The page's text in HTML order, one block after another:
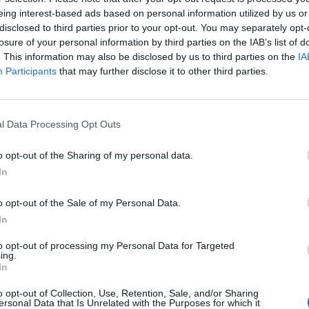
interest-based ads based on personal information utilized by us
to third parties prior to your opt-out. You may separately
of your personal information by third parties on the IAB’s list of
This information may also be disclosed by us to third parties on the
Participants that may further disclose it to other third parties.
Data Processing Opt Outs
opt-out of the Sharing of my personal data.
opt-out of the Sale of my Personal Data.
opt-out of processing my Personal Data for Targeted
opt-out of Collection, Use, Retention, Sale, and/or Sharing
Data that Is Unrelated with the Purposes for which it
campionato contro l'Udinese, laLazio è
esorcizzare una partita come quella di
di certo non poche sulle spalle di
in situazioni di difficoltà isoli l'unica punta
definitiva per Lotito e Tare a
internazionale
di Burak Yilmaz
, 28enne del Galatasaray
edizione della Champions League.
ore un passo importante: come informa
Seyl Adeleke agli svizzeri del Biel,
A questo punto resta da superare lo
ilGalatasaray. Che per il suo gioiello chiede